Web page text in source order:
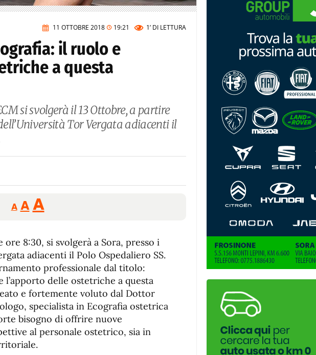
11 OTTOBRE 2018 19:21 1’ DI LETTURA
il ruolo e
a questa
si svolgerà il 13 Ottobre, a partire
Tor Vergata adiacenti il
A
Reducir
tamaño
A Restablecer
tamaño
de
fuente
AAumentar
de
fuente.
8:30, si svolgerà a Sora, presso i
adiacenti il Polo Ospedaliero SS.
professionale dal titolo:
l’apporto delle ostetriche a questa
e fortemente voluto dal Dottor
specialista in Ecografia ostetrica
bisogno di offrire nuove
al personale ostetrico, sia in